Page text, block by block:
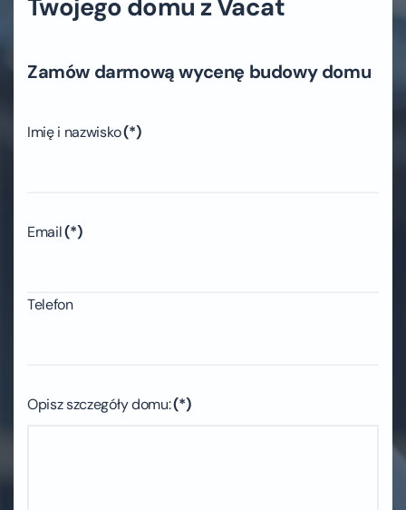
Twojego domu z Vacat
Zamów darmową wycenę budowy domu
Imię i nazwisko(*)
Email(*)
Telefon
Opisz szczegóły domu:(*)